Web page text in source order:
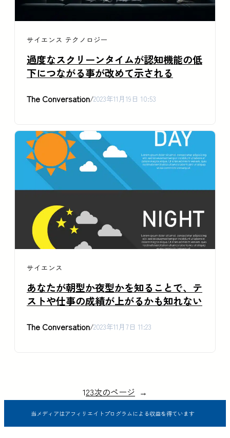
サイエンス テクノロジー
過度なスクリーンタイムが認知機能の低
下につながる事が改めて示される
The Conversation/2023年11月19日 10:53
サイエンス
あなたが朝型か夜型かを知ることで、テ
ストや仕事の成績が上がるかも知れない
The Conversation/2023年11月7日 11:23
123次のページ →
当メディアはアフィリエイトプログラムによる収益を得ています